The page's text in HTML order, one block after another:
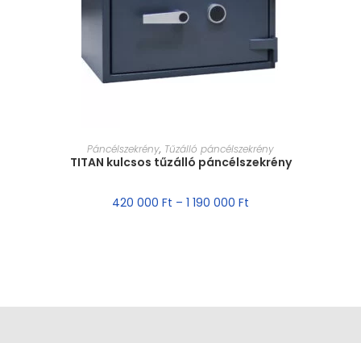
MÉRET VÁLASZTÁSA
Páncélszekrény, Tűzálló páncélszekrény
TITAN kulcsos tűzálló páncélszekrény
420 000 Ft – 1 190 000 Ft